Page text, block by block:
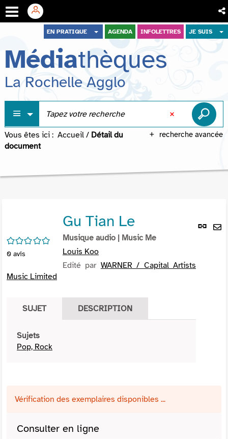
menu
contenu
recherche
EN PRATIQUE AGENDA INFOLETTRES JE SUIS
Médiathèques
La Rochelle Agglo
recherche avancée
Vous êtes ici : Accueil / Détail du
document
Lien
/5
0 avis
Gu Tian Le
Musique audio | Music Me
Louis Koo
Edité par WARNER / Capital Artists
Music Limited
SUJET DESCRIPTION
Sujets
Pop, Rock
Vérification des exemplaires disponibles ...
Consulter en ligne